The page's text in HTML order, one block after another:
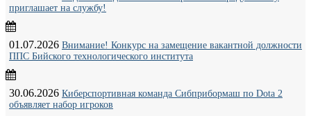
приглашает на службу!
01.07.2026 Внимание! Конкурс на замещение вакантной должности
ППС Бийского технологического института
30.06.2026 Киберспортивная команда Сибприбормаш по Dota 2
объявляет набор игроков